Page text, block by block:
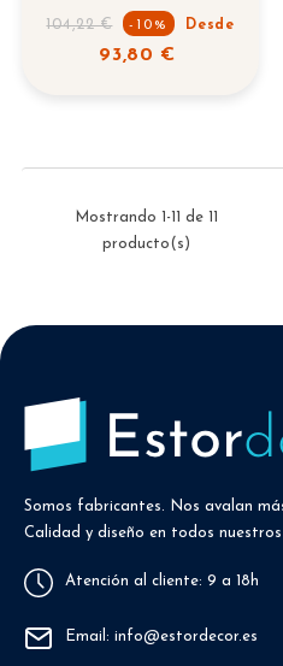
Precio
104,22 € -10% Desde
93,80 €
Mostrando 1-11 de 11
producto(s)
Somos fabricantes. Nos avalan
Calidad y diseño en todos
Atención al cliente: 9 a 18h
Email: info@estordecor.es